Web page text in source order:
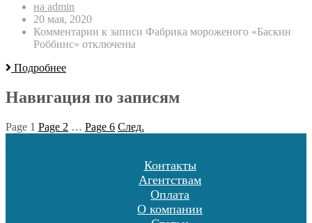
на admin
20 мая, 2020
Комментарии к записи Фабрика мороженого «Баскин
Роббинс» отключены
Подробнее
Навигация по записям
Page 1 Page 2 … Page 6 След.
Контакты
Агентствам
Оплата
О компании